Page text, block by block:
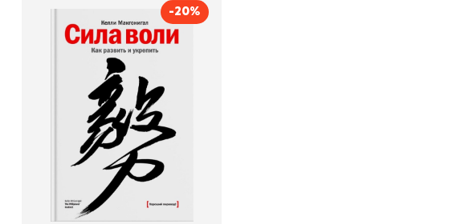
-20%
Сила воли. Как развить и
укрепить
Манн, Иванов и Фербер
В корзину